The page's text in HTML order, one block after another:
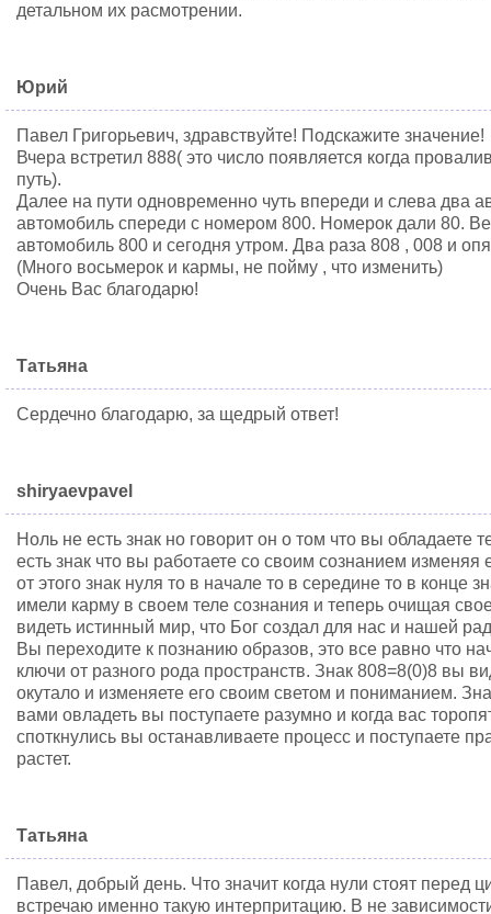
детальном их расмотрении.
Юрий
Павел Григорьевич, здравствуйте! Подскажите значение!
Вчера встретил 888( это число появляется когда
путь).
Далее на пути одновременно чуть впереди и слева два
автомобиль спереди с номером 800. Номерок дали 80.
автомобиль 800 и сегодня утром. Два раза 808 , 008 и
(Много восьмерок и кармы, не пойму , что изменить)
Очень Вас благодарю!
Татьяна
Сердечно благодарю, за щедрый ответ!
shiryaevpavel
Ноль не есть знак но говорит он о том что вы обладаете
есть знак что вы работаете со своим сознанием
от этого знак нуля то в начале то в середине то в конце
имели карму в своем теле сознания и теперь очищая
видеть истинный мир, что Бог создал для нас и нашей
Вы переходите к познанию образов, это все равно что
ключи от разного рода пространств. Знак 808=8(0)8 вы
окутало и изменяете его своим светом и пониманием.
вами овладеть вы поступаете разумно и когда вас
споткнулись вы останавливаете процесс и поступаете
растет.
Татьяна
Павел, добрый день. Что значит когда нули стоят перед
встречаю именно такую интерпритацию. В не